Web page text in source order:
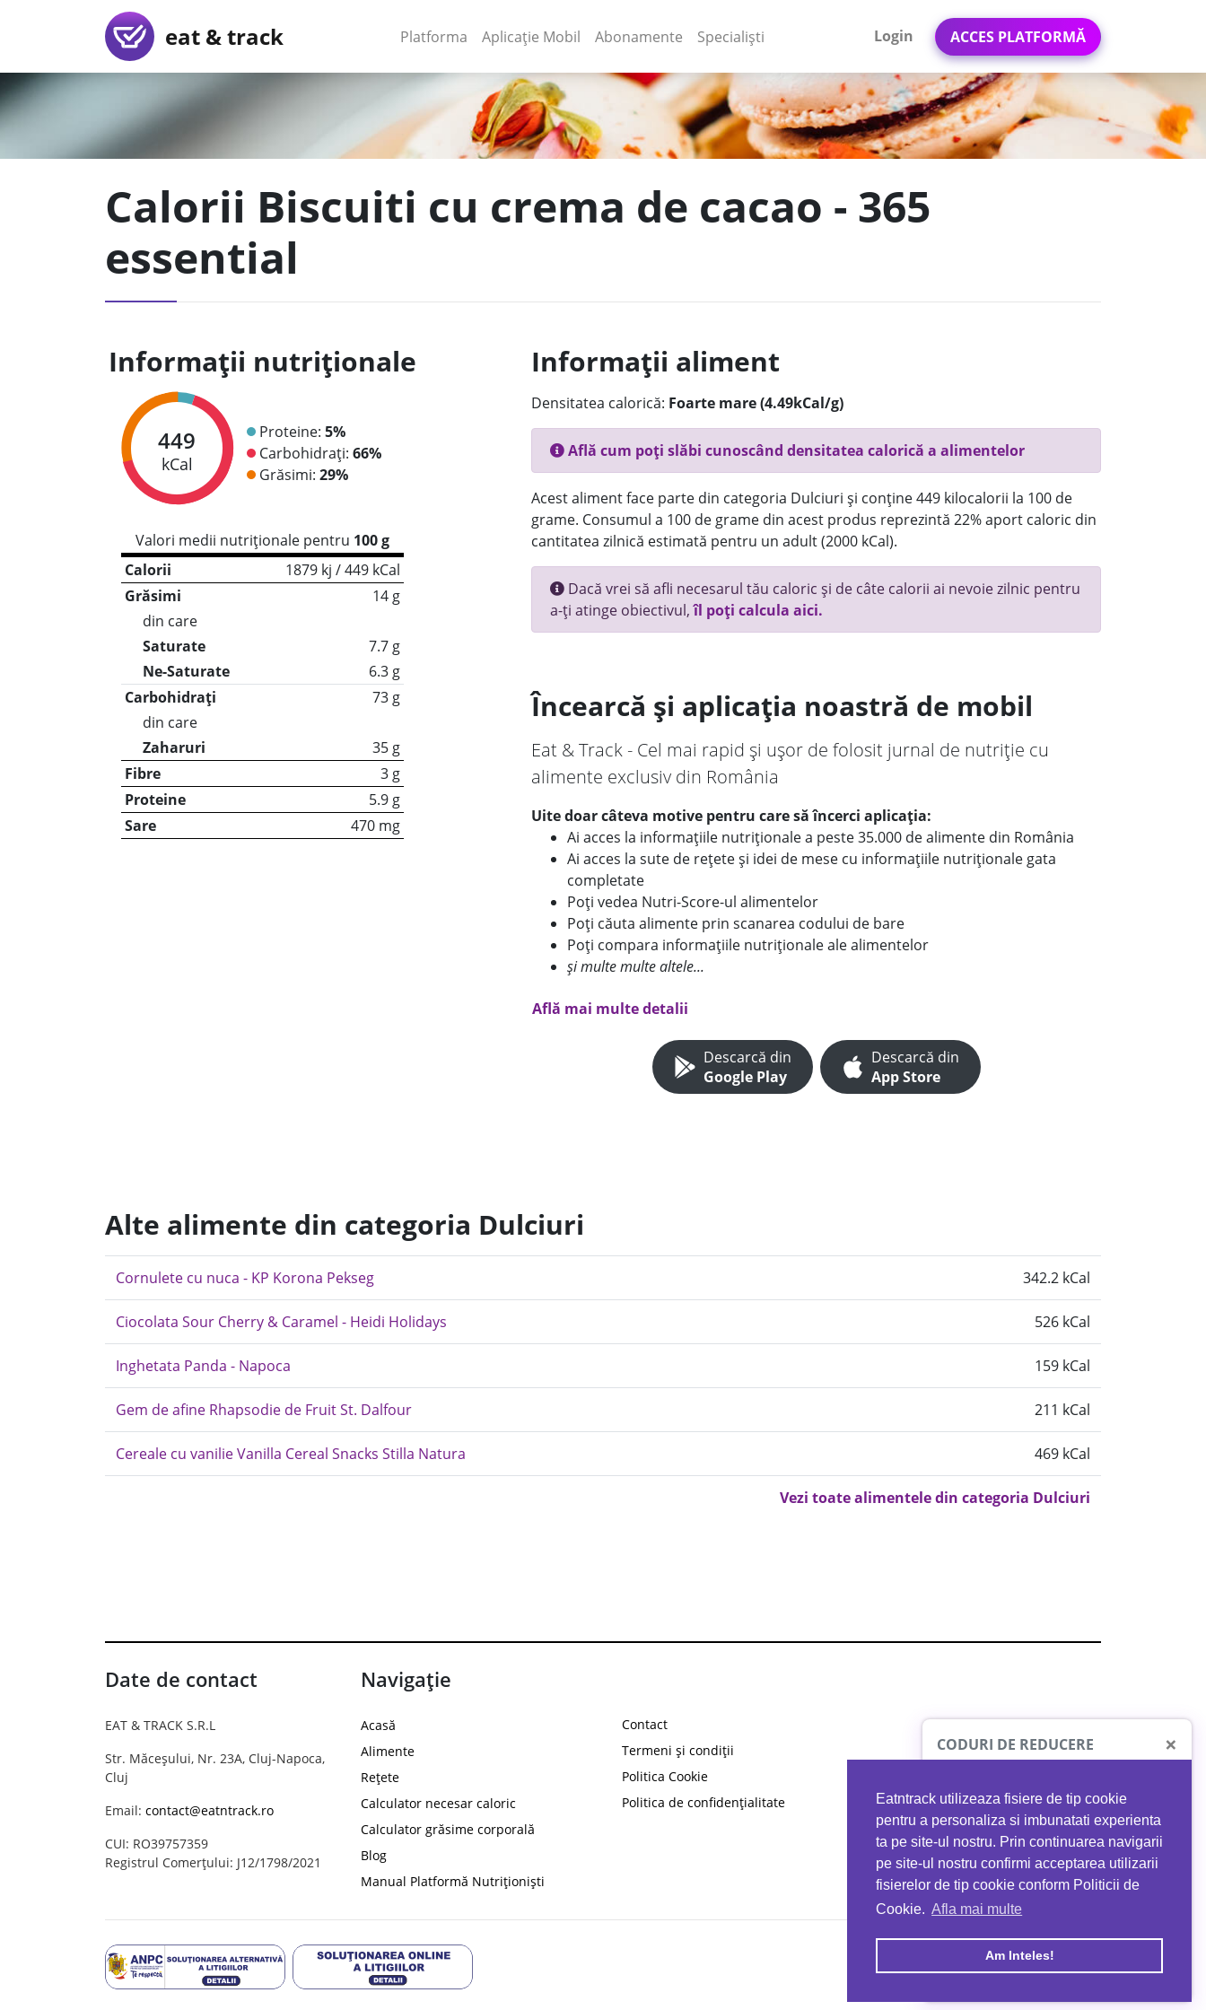
Eatntrack utilizeaza fisiere de tip cookie
pentru a personaliza si imbunatati experienta
ta pe site-ul nostru. Prin continuarea navigarii
pe site-ul nostru confirmi acceptarea utilizarii
fisierelor de tip cookie conform Politicii de
Cookie. Afla mai multe
Am Inteles!
eat & track Platforma (current)
Aplicație Mobil (current)
Abonamente Specialiști Login ACCES PLATFORMĂ
Calorii Biscuiti cu crema de cacao - 365
essential
Informații nutriționale
449
kCal
Proteine: 5%
Carbohidrați: 66%
Grăsimi: 29%
Valori medii nutriționale pentru 100 g
Calorii
1879 kj / 449 kCal
Grăsimi
14 g
din care
Saturate
7.7 g
Ne-Saturate
6.3 g
Carbohidrați
73 g
din care
Zaharuri
35 g
Fibre
3 g
Proteine
5.9 g
Sare
470 mg
Informații aliment
Densitatea calorică: Foarte mare (4.49kCal/g)
Află cum poți slăbi cunoscând densitatea calorică a alimentelor
Acest aliment face parte din categoria Dulciuri și conține 449 kilocalorii la 100 de
grame. Consumul a 100 de grame din acest produs reprezintă 22% aport caloric din
cantitatea zilnică estimată pentru un adult (2000 kCal).
Dacă vrei să afli necesarul tău caloric și de câte calorii ai nevoie zilnic pentru
a-ți atinge obiectivul,îl poți calcula aici.
Încearcă și aplicația noastră de mobil
Eat & Track - Cel mai rapid și ușor de folosit jurnal de nutriție cu
alimente exclusiv din România
Uite doar câteva motive pentru care să încerci aplicația:
Ai acces la informațiile nutriționale a peste 35.000 de alimente din România
Ai acces la sute de rețete și idei de mese cu informațiile nutriționale gata
completate
Poți vedea Nutri-Score-ul alimentelor
Poți căuta alimente prin scanarea codului de bare
Poți compara informațiile nutriționale ale alimentelor
și multe multe altele...
Află mai multe detalii
Descarcă din
Google Play
Descarcă din
App Store
Alte alimente din categoria Dulciuri
Cornulete cu nuca - KP Korona Pekseg 342.2 kCal
Ciocolata Sour Cherry & Caramel - Heidi Holidays 526 kCal
Inghetata Panda - Napoca 159 kCal
Gem de afine Rhapsodie de Fruit St. Dalfour 211 kCal
Cereale cu vanilie Vanilla Cereal Snacks Stilla Natura 469 kCal
Vezi toate alimentele din categoria Dulciuri
Date de contact
EAT & TRACK S.R.L
Str. Măceșului, Nr. 23A, Cluj-Napoca,
Cluj
Email: contact@eatntrack.ro
CUI: RO39757359
Registrul Comerțului: J12/1798/2021
Navigație
Acasă
Alimente
Rețete
Calculator necesar caloric
Calculator grăsime corporală
Blog
Manual Platformă Nutriționiști
Contact
Termeni și condiții
Politica Cookie
Politica de confidențialitate
CODURI DE REDUCERE ×
PROTO41
reducere la orice comandă
EATNTRACK
MYPROTEIN
Ai40%reducere la orice comandă
folosind codul EATTRACK